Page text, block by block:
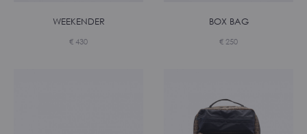
WEEKENDER
€ 430
BOX BAG
€ 250